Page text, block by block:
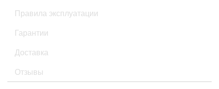
Правила эксплуатации
Гарантии
Доставка
Отзывы